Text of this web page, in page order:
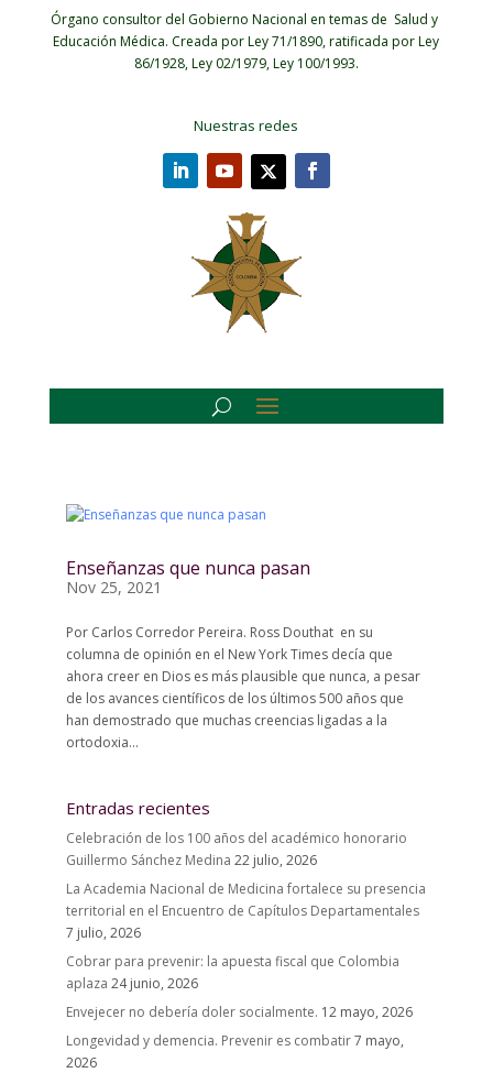
Órgano consultor del Gobierno Nacional en temas de Salud y
Educación Médica. Creada por Ley 71/1890, ratificada por Ley
86/1928, Ley 02/1979, Ley 100/1993.
Nuestras redes
Enseñanzas que nunca pasan
Nov 25, 2021
Por Carlos Corredor Pereira. Ross Douthat en su
columna de opinión en el New York Times decía que
ahora creer en Dios es más plausible que nunca, a pesar
de los avances científicos de los últimos 500 años que
han demostrado que muchas creencias ligadas a la
ortodoxia...
Entradas recientes
Celebración de los 100 años del académico honorario
Guillermo Sánchez Medina 22 julio, 2026
La Academia Nacional de Medicina fortalece su presencia
territorial en el Encuentro de Capítulos Departamentales
7 julio, 2026
Cobrar para prevenir: la apuesta fiscal que Colombia
aplaza 24 junio, 2026
Envejecer no debería doler socialmente. 12 mayo, 2026
Longevidad y demencia. Prevenir es combatir7 mayo,
2026